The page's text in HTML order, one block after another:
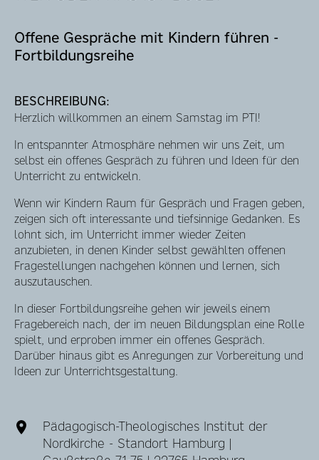
Offene Gespräche mit Kindern führen -
Fortbildungsreihe
BESCHREIBUNG:
Herzlich willkommen an einem Samstag im PTI!
In entspannter Atmosphäre nehmen wir uns Zeit, um
selbst ein offenes Gespräch zu führen und Ideen für den
Unterricht zu entwickeln.
Wenn wir Kindern Raum für Gespräch und Fragen geben,
zeigen sich oft interessante und tiefsinnige Gedanken. Es
lohnt sich, im Unterricht immer wieder Zeiten
anzubieten, in denen Kinder selbst gewählten offenen
Fragestellungen nachgehen können und lernen, sich
auszutauschen.
In dieser Fortbildungsreihe gehen wir jeweils einem
Fragebereich nach, der im neuen Bildungsplan eine Rolle
spielt, und erproben immer ein offenes Gespräch.
Darüber hinaus gibt es Anregungen zur Vorbereitung und
Ideen zur Unterrichtsgestaltung.
Pädagogisch-Theologisches Institut der
Nordkirche - Standort Hamburg |